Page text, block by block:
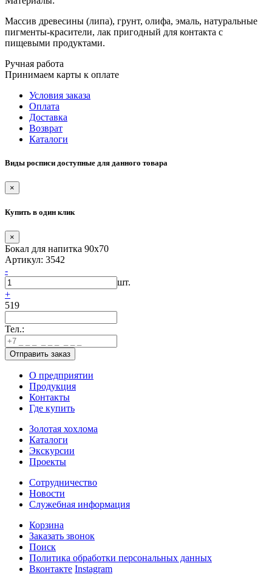
Массив древесины (липа), грунт, олифа, эмаль, натуральные
пигменты-красители, лак пригодный для контакта с
пищевыми продуктами.
Ручная работа
Принимаем карты к оплате
Условия заказа
Оплата
Доставка
Возврат
Каталоги
Виды росписи доступные для данного товара
×
Купить в один клик
×
Бокал для напитка 90х70
Артикул: 3542
-
шт.
+
519
Тел.:
О предприятии
Продукция
Контакты
Где купить
Золотая хохлома
Каталоги
Экскурсии
Проекты
Сотрудничество
Новости
Служебная информация
Корзина
Заказать звонок
Поиск
Политика обработки персональных данных
Вконтакте Instagram